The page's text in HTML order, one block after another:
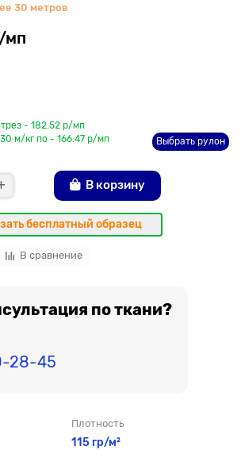
30 метров
/мп
- 182.52 р/мп
м/кг по - 166.47 р/мп
Выбрать рулон
В корзину
бесплатный образец
В сравнение
по ткани?
28-45
Плотность
115 гр/м²